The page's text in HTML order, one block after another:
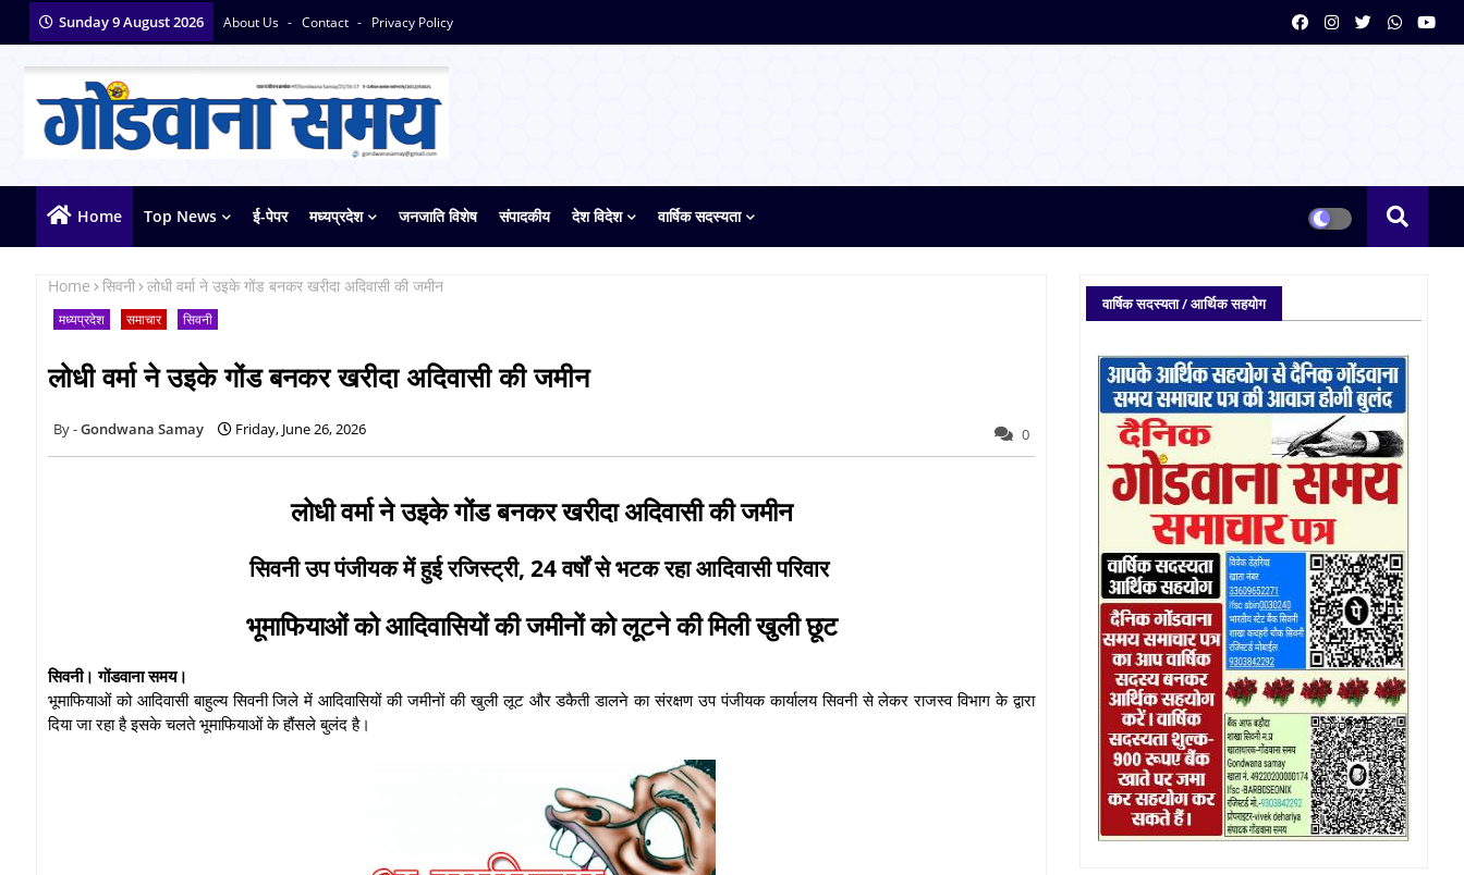
Sunday 9 August 2026 About Us Contact Privacy Policy
Home Top News ई-पेपर मध्यप्रदेश जनजाति विशेष संपादकीय देश विदेश वार्षिक सदस्यता
Home सिवनी लोधी वर्मा ने उइके गोंड बनकर खरीदा अदिवासी की जमीन
मध्यप्रदेश समाचार सिवनी
लोधी वर्मा ने उइके गोंड बनकर खरीदा अदिवासी की जमीन
Gondwana Samay Friday, June 26, 2026 0
लोधी वर्मा ने उइके गोंड बनकर खरीदा अदिवासी की जमीन
सिवनी उप पंजीयक में हुई रजिस्ट्री, 24 वर्षों से भटक रहा आदिवासी परिवार
भूमाफियाओं को आदिवासियों की जमीनों को लूटने की मिली खुली छूट
सिवनी। गोंडवाना समय।
भूमाफियाओं को आदिवासी बाहुल्य सिवनी जिले में आदिवासियों की जमीनों की खुली लूट और डकैती डालने का संरक्षण उप पंजीयक कार्यालय सिवनी से लेकर राजस्व विभाग के द्वारा
दिया जा रहा है इसके चलते भूमाफियाओं के हौंसले बुलंद है।
वार्षिक सदस्यता / आर्थिक सहयोग